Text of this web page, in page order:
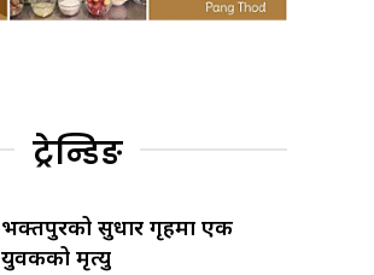
ट्रेन्डिङ
भक्तपुरको सुधार गृहमा एक
युवकको मृत्यु